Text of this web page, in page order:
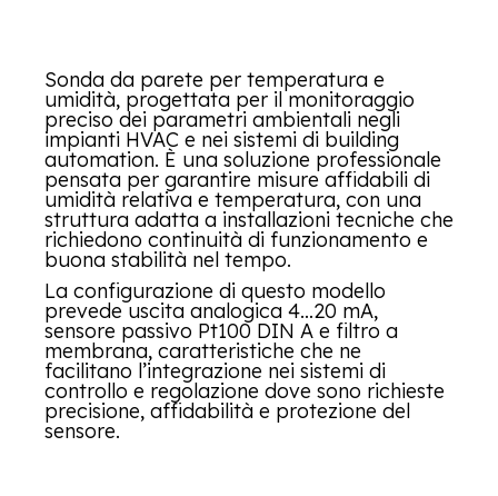
Sonda da parete per temperatura e
umidità, progettata per il monitoraggio
preciso dei parametri ambientali negli
impianti HVAC e nei sistemi di building
automation. È una soluzione professionale
pensata per garantire misure affidabili di
umidità relativa e temperatura, con una
struttura adatta a installazioni tecniche che
richiedono continuità di funzionamento e
buona stabilità nel tempo.
La configurazione di questo modello
prevede uscita analogica 4…20 mA,
sensore passivo Pt100 DIN A e filtro a
membrana, caratteristiche che ne
facilitano l’integrazione nei sistemi di
controllo e regolazione dove sono richieste
precisione, affidabilità e protezione del
sensore.